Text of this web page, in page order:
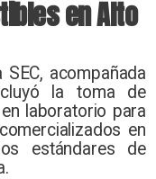
en Alto
SEC, acompañada
la toma de
laboratorio para
en
estándares de